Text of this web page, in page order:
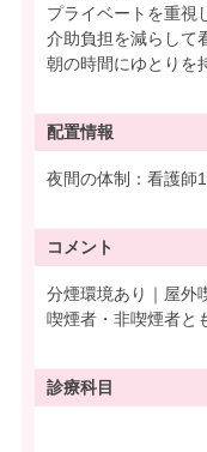
プライベートを重視
介助負担を減らして
朝の時間にゆとりを
配置情報
夜間の体制：看護師
コメント
分煙環境あり｜屋外
喫煙者・非喫煙者と
診療科目